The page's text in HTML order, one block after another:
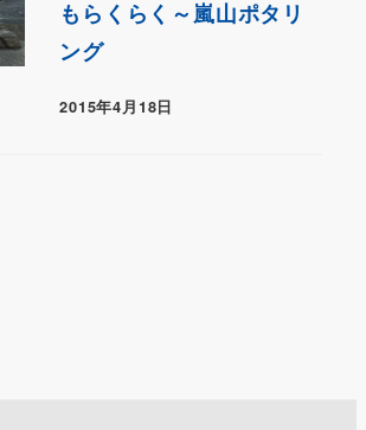
もらくらく～嵐山ポタリ
ング
2015年4月18日